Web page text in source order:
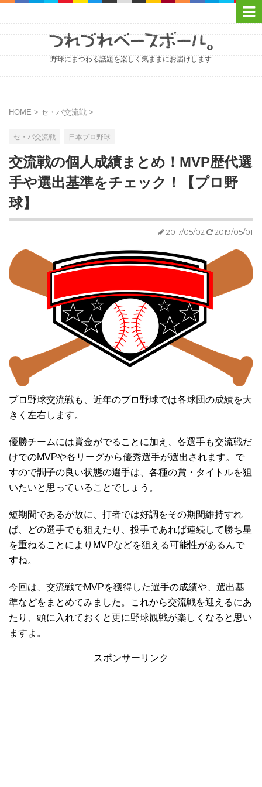
野球にまつわる話題を楽しく気ままにお届けします
HOME > セ・パ交流戦 >
セ・パ交流戦 日本プロ野球
交流戦の個人成績まとめ！MVP歴代選
手や選出基準をチェック！【プロ野
球】
2017/05/02 2019/05/01
プロ野球交流戦も、近年のプロ野球では各球団の成績を大
きく左右します。
優勝チームには賞金がでることに加え、各選手も交流戦だ
けでのMVPや各リーグから優秀選手が選出されます。で
すので調子の良い状態の選手は、各種の賞・タイトルを狙
いたいと思っていることでしょう。
短期間であるが故に、打者では好調をその期間維持すれ
ば、どの選手でも狙えたり、投手であれば連続して勝ち星
を重ねることによりMVPなどを狙える可能性があるんで
すね。
今回は、交流戦でMVPを獲得した選手の成績や、選出基
準などをまとめてみました。これから交流戦を迎えるにあ
たり、頭に入れておくと更に野球観戦が楽しくなると思い
ますよ。
スポンサーリンク